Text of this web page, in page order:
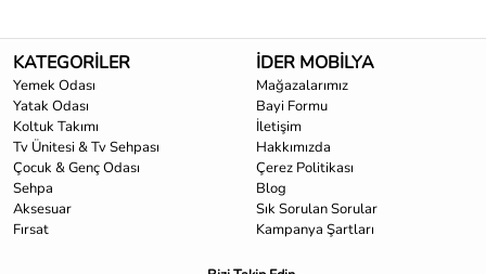
KATEGORİLER
Yemek Odası
Yatak Odası
Koltuk Takımı
Tv Ünitesi & Tv Sehpası
Çocuk & Genç Odası
Sehpa
Aksesuar
Fırsat
İDER MOBİLYA
Mağazalarımız
Bayi Formu
İletişim
Hakkımızda
Çerez Politikası
Blog
Sık Sorulan Sorular
Kampanya Şartları